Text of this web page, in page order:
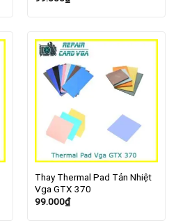
Thay Thermal Pad Tản Nhiệt
Vga GTX 370
99.000₫